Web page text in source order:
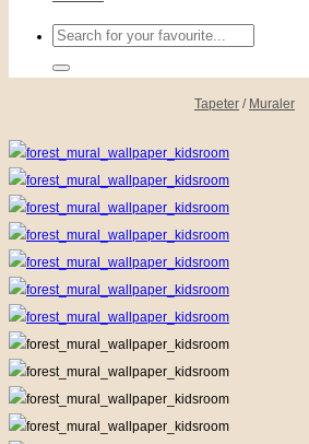
Sök
efter:
Tapeter / Muraler